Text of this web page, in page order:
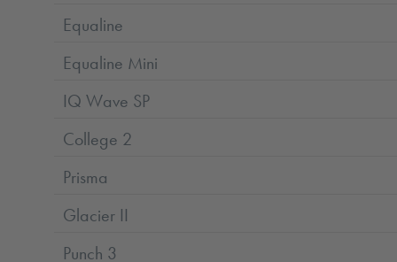
Equaline
Equaline Mini
IQ Wave SP
College 2
Prisma
Glacier II
Punch 3